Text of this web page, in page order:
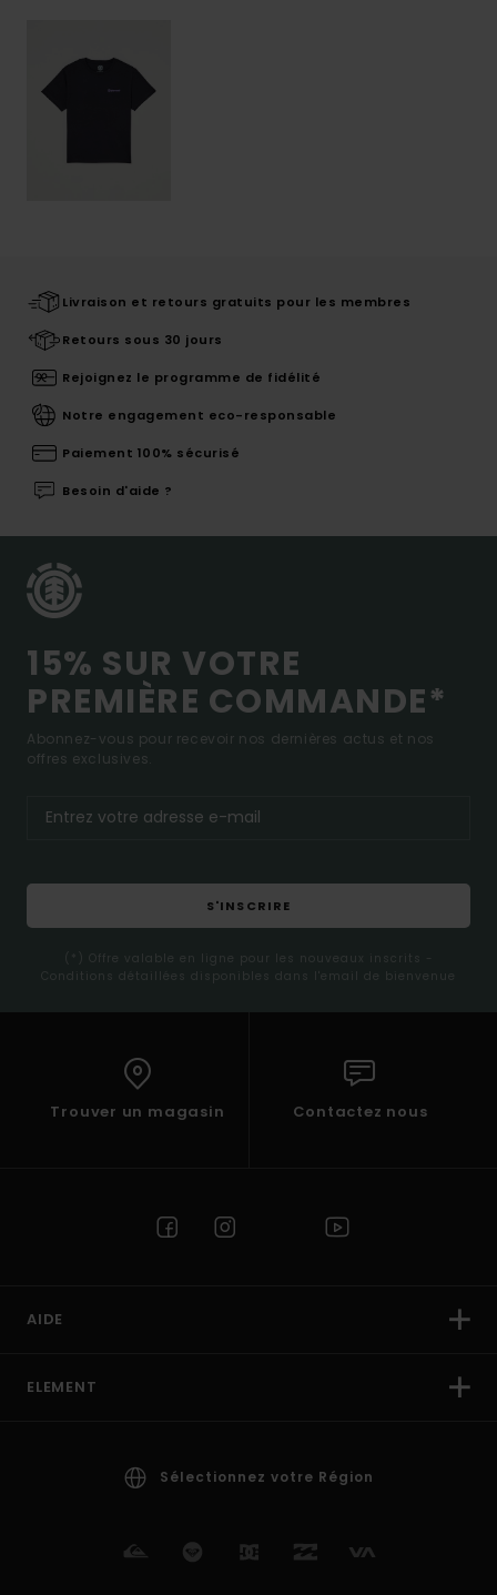
Livraison et retours gratuits pour les membres
Retours sous 30 jours
Rejoignez le programme de fidélité
Notre engagement eco-responsable
Paiement 100% sécurisé
Besoin d'aide ?
15% SUR VOTRE
PREMIÈRE COMMANDE*
Abonnez-vous pour recevoir nos dernières actus et nos
offres exclusives.
S'INSCRIRE
(*) Offre valable en ligne pour les nouveaux inscrits -
Conditions détaillées disponibles dans l'email de bienvenue
Trouver un magasin Contactez nous
AIDE
ELEMENT
Sélectionnez votre Région